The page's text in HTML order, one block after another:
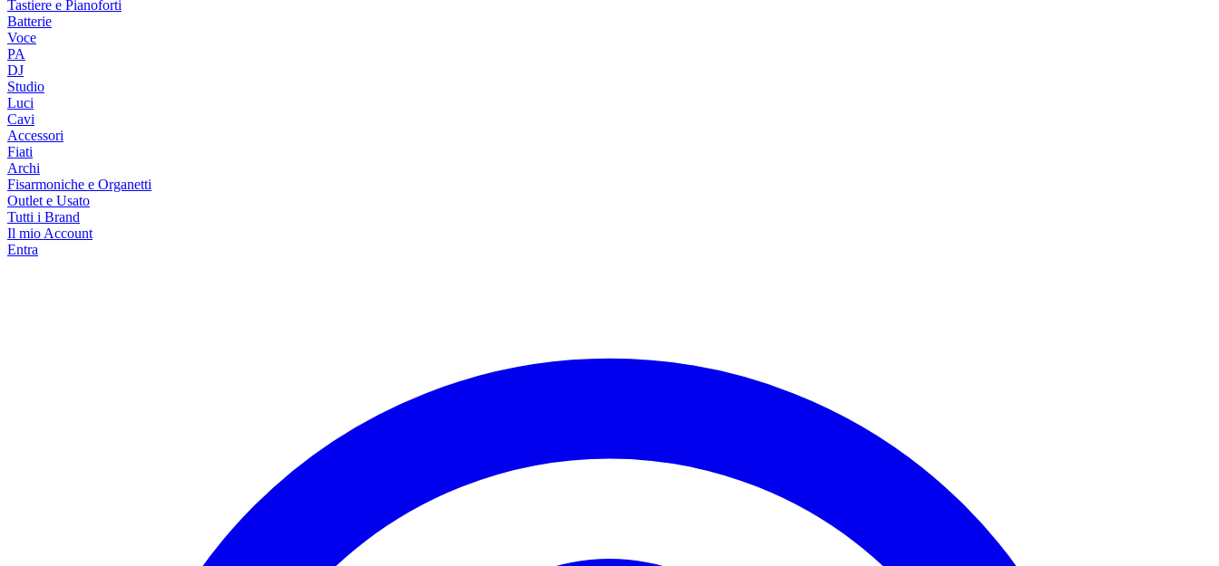
Tastiere e Pianoforti
Batterie
Voce
PA
DJ
Studio
Luci
Cavi
Accessori
Fiati
Archi
Fisarmoniche e Organetti
Outlet e Usato
Tutti i Brand
Il mio Account
Entra